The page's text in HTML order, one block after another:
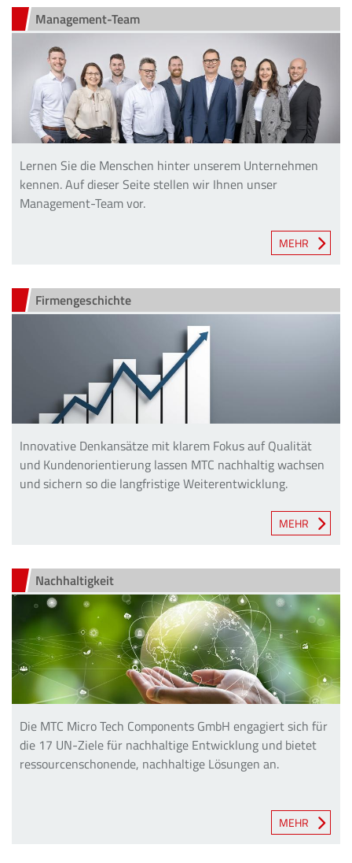
Management-Team
Lernen Sie die Menschen hinter unserem Unternehmen
kennen. Auf dieser Seite stellen wir Ihnen unser
Management-Team vor.
MEHR
Firmengeschichte
Innovative Denkansätze mit klarem Fokus auf Qualität
und Kundenorientierung lassen MTC nachhaltig wachsen
und sichern so die langfristige Weiterentwicklung.
MEHR
Nachhaltigkeit
Die MTC Micro Tech Components GmbH engagiert sich für
die 17 UN-Ziele für nachhaltige Entwicklung und bietet
ressourcenschonende, nachhaltige Lösungen an.
MEHR